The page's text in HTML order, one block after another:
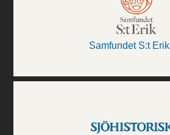
Samfundet S:t Erik